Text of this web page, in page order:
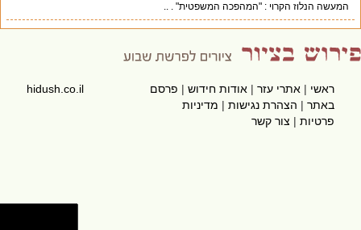
המעשה הנלוז הקרוי : "המהפכה המשפטית" . ..
ראשי|אתרי עזר|אודות חידוש|פרסם
באתר|הצהרת נגישות|מדיניות
פרטיות|צור קשר
hidush.co.il